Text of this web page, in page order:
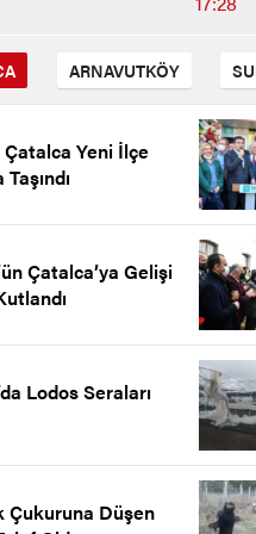
Anma
ARNAVUTKÖY
Yeni İlçe
Çatalca’ya Gelişi
Lodos Seraları
Çukuruna Düşen